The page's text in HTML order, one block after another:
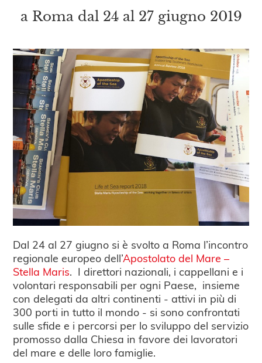
a Roma dal 24 al 27 giugno 2019
Dal 24 al 27 giugno si è svolto a Roma l’incontro
regionale europeo dell’Apostolato del Mare –
Stella Maris. I direttori nazionali, i cappellani e i
volontari responsabili per ogni Paese, insieme
con delegati da altri continenti - attivi in più di
300 porti in tutto il mondo - si sono confrontati
sulle sfide e i percorsi per lo sviluppo del servizio
promosso dalla Chiesa in favore dei lavoratori
del mare e delle loro famiglie.